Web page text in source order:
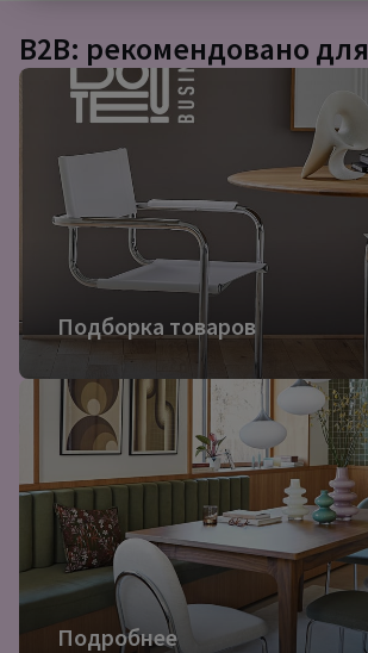
B2B: рекомендовано
Подборка товаров
Подборка
товаров
Подробнее
Подробнее